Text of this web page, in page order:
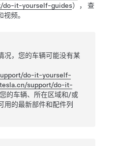
do-it-yourself-guides）， 查
频。
况，您的车辆可能没有某
do-it-yourself-
support/do-it-
的车辆、所在区域和/或
用的最新部件和配件列